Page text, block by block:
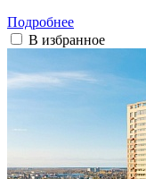
Подробнее
В избранное